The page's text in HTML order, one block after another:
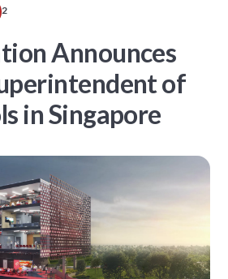
2
Announces
of
in Singapore